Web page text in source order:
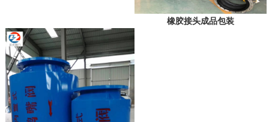
橡胶接头成品包装